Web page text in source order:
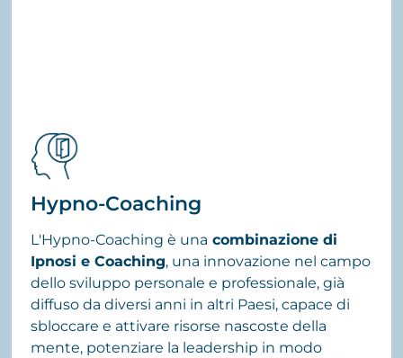
Hypno-Coaching
L'Hypno-Coaching è una combinazione di
Ipnosi e Coaching, una innovazione nel campo
dello sviluppo personale e professionale, già
diffuso da diversi anni in altri Paesi, capace di
sbloccare e attivare risorse nascoste della
mente, potenziare la leadership in modo